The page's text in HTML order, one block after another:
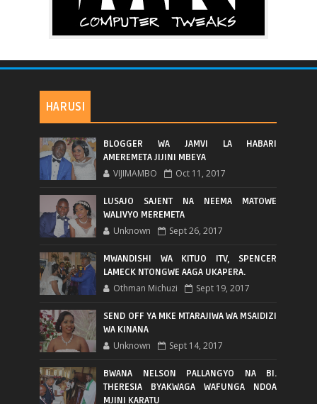
HARUSI
BLOGGER WA JAMVI LA HABARI
AMEREMETA JIJINI MBEYA
VIJIMAMBO Oct 11, 2017
LUSAJO SAJENT NA NEEMA MATOWE
WALIVYO MEREMETA
Unknown Sept 26, 2017
MWANDISHI WA KITUO ITV, SPENCER
LAMECK NTONGWE AAGA UKAPERA.
Othman Michuzi Sept 19, 2017
SEND OFF YA MKE MTARAJIWA WA MSAIDIZI
WA KINANA
Unknown Sept 14, 2017
BWANA NELSON PALLANGYO NA BI.
THERESIA BYAKWAGA WAFUNGA NDOA
MJINI KARATU